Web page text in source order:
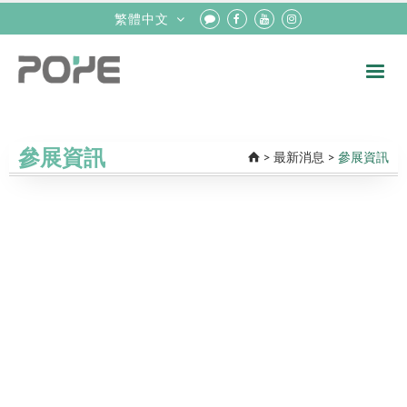
繁體中文
參展資訊 > 最新消息 > 參展資訊